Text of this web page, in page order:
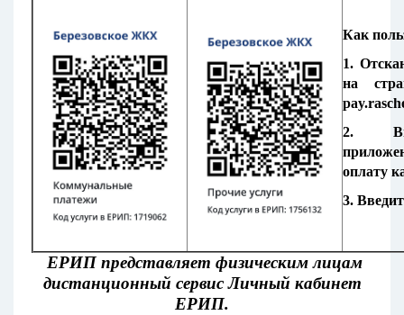
Как
1.
на
2.
оплату
3.
ЕРИП представляет физическим лицам
дистанционный сервис Личный кабинет
ЕРИП.